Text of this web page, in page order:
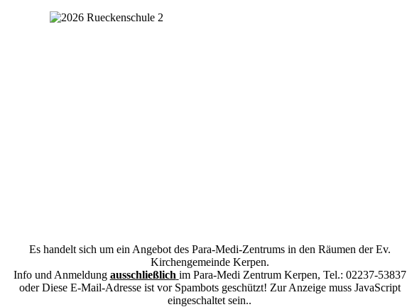
Es handelt sich um ein Angebot des Para-Medi-Zentrums in den Räumen der Ev.
Kirchengemeinde Kerpen.
Info und Anmeldung ausschließlich im Para-Medi Zentrum Kerpen, Tel.: 02237-53837
oderDiese E-Mail-Adresse ist vor Spambots geschützt! Zur Anzeige muss JavaScript
eingeschaltet sein..